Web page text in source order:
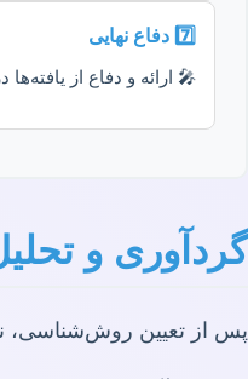
7️⃣ دفاع نهایی
🎤 ارائه و دفاع از
گردآوری و
پس از تعیین روش‌شناسی،